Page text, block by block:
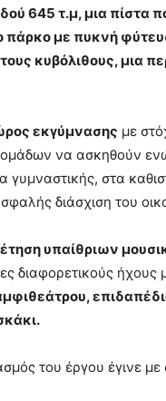
645 τ.μ, μια πίστα
με πυκνή
κυβόλιθους, μια
εκγύμνασης με
ομάδων να ασκηθούν
γυμναστικής, στα
διάσχιση του
υπαίθριων
διαφορετικούς
του έργου έγινε